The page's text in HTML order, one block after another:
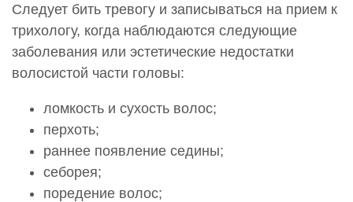
Следует бить тревогу и записываться на прием к
трихологу, когда наблюдаются следующие
заболевания или эстетические недостатки
волосистой части головы:
ломкость и сухость волос;
перхоть;
раннее появление седины;
себорея;
поредение волос;